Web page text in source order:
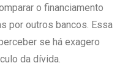
o financiamento
por outros bancos. Essa
se há exagero
da dívida.